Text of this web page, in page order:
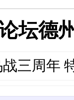
坛德
战三周年